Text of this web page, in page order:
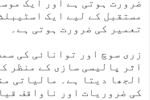
ضرورت ہوتی ہے اور ایک
مستقبل کے لیے ایک
تعمیر کی ضرورت ہوتی ہے۔
زری سوچ اور توانائی کی
اثر پالیسی سازی کے منظر
الجھا دیتا ہے۔ مالیاتی
کی ضروریات اور ناواقف